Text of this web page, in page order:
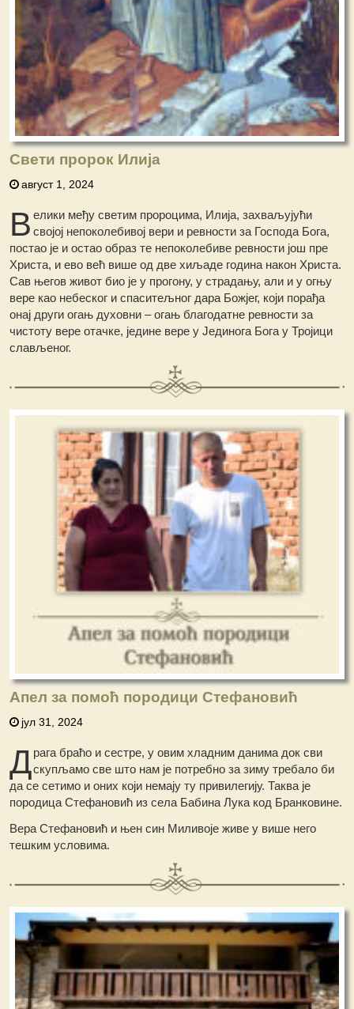
Свети пророк Илија
август 1, 2024
В елики међу светим пророцима, Илија, захваљујући
својој непоколебивој вери и ревности за Господа Бога,
постао је и остао образ те непоколебиве ревности још пре
Христа, и ево већ више од две хиљаде година након Христа.
Сав његов живот био је у прогону, у страдању, али и у огњу
вере као небеског и спаситељног дара Божјег, који порађа
онај други огањ духовни – огањ благодатне ревности за
чистоту вере отачке, једине вере у Јединога Бога у Тројици
слављеног.
Апел за помоћ породици Стефановић
јул 31, 2024
Драга браћо и сестре, у овим хладним данима док сви
скупљамо све што нам је потребно за зиму требало би
да се сетимо и оних који немају ту привилегију. Таква је
породица Стефановић из села Бабина Лука код Бранковине.
Вера Стефановић и њен син Миливоје живе у више него
тешким условима.